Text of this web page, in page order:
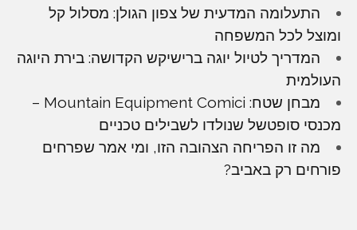
התעלומה המדעית של צפון הגולן: מסלול קל
ומוצל לכל המשפחה
המדריך לטיול יוגה ברישיקש הקדושה: בירת היוגה
העולמית
מבחן שטח: Mountain Equipment Comici –
מכנסי סופטשל שנולדו לשבילים טכניים
מה זו הפריחה הצהובה הזו, ומי אמר שפרחים
פורחים רק באביב?